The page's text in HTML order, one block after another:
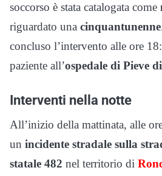
soccorso è stata catalogata come
riguardato una cinquantunenne
concluso l’intervento alle ore
paziente all’ospedale di Pieve
Interventi nella notte
All’inizio della mattinata, alle
un incidente stradale sulla
statale 482 nel territorio di